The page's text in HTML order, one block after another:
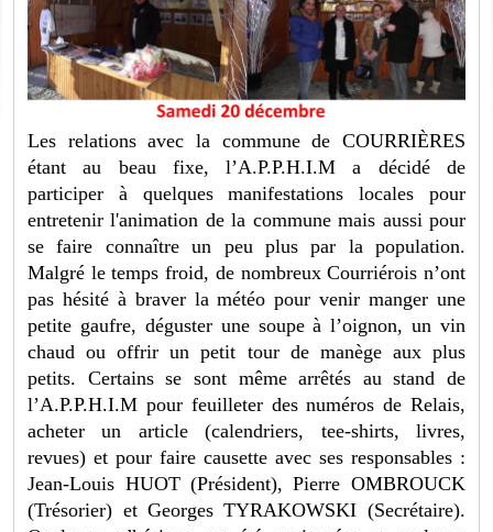
Les relations avec la commune de COURRIÈRES
étant au beau fixe, l’A.P.P.H.I.M a décidé de
participer à quelques manifestations locales pour
entretenir l'animation de la commune mais aussi pour
se faire connaître un peu plus par la population.
Malgré le temps froid, de nombreux Courriérois n’ont
pas hésité à braver la météo pour venir manger une
petite gaufre, déguster une soupe à l’oignon, un vin
chaud ou offrir un petit tour de manège aux plus
petits. Certains se sont même arrêtés au stand de
l’A.P.P.H.I.M pour feuilleter des numéros de Relais,
acheter un article (calendriers, tee-shirts, livres,
revues) et pour faire causette avec ses responsables :
Jean-Louis HUOT (Président), Pierre OMBROUCK
(Trésorier) et Georges TYRAKOWSKI (Secrétaire).